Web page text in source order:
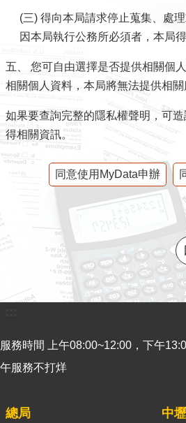
更
多
服
返
回
官
網
Indonesia
網
導
覽
信
(三) 得向本局請求停止蒐集、處
因本局執行公務所必須者，本局得
五、 您可自由選擇是否提供相關個
相關個人資料，本局將無法提供相關
如果要查詢完整的隱私權聲明，可
得相關資訊。
同意使用MyData申辦
服務時間 上午08:00~12:00，下午
午服務不打烊
總局 中